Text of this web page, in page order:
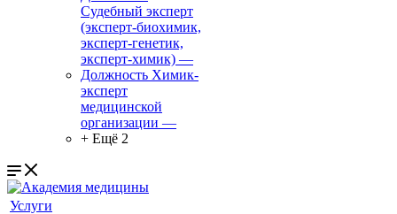
Судебный эксперт
(эксперт-биохимик,
эксперт-генетик,
эксперт-химик) —
Должность Химик-
эксперт
медицинской
организации —
+ Ещё 2
Услуги